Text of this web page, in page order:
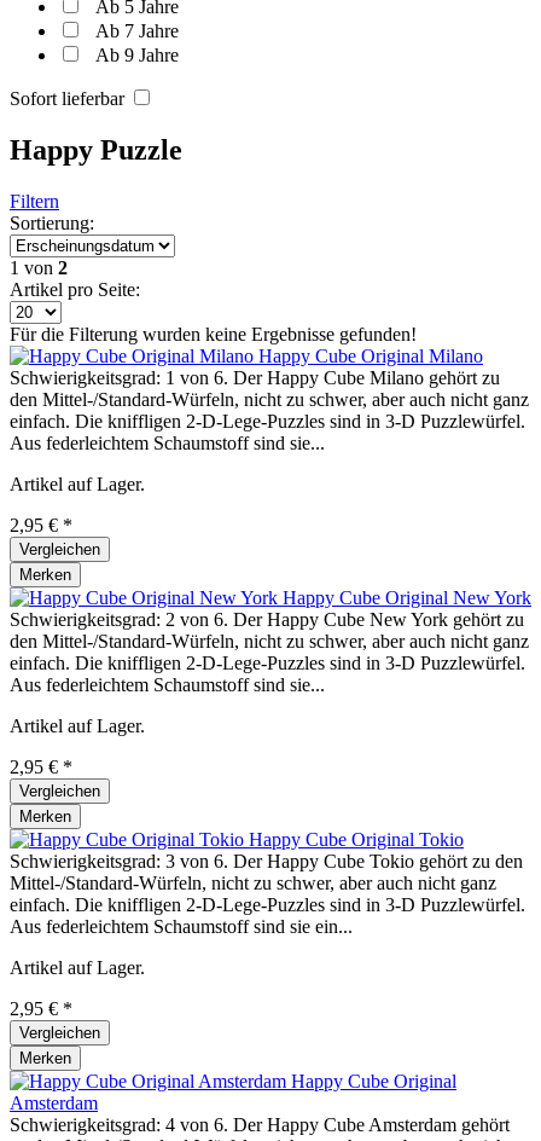
Ab 5 Jahre
Ab 7 Jahre
Ab 9 Jahre
Sofort lieferbar
Happy Puzzle
Filtern
Sortierung:
1 von 2
Artikel pro Seite:
Für die Filterung wurden keine Ergebnisse gefunden!
Happy Cube Original Milano
Schwierigkeitsgrad: 1 von 6. Der Happy Cube Milano gehört zu
den Mittel-/Standard-Würfeln, nicht zu schwer, aber auch nicht ganz
einfach. Die kniffligen 2-D-Lege-Puzzles sind in 3-D Puzzlewürfel.
Aus federleichtem Schaumstoff sind sie...
Artikel auf Lager.
2,95 € *
Vergleichen
Merken
Happy Cube Original New York
Schwierigkeitsgrad: 2 von 6. Der Happy Cube New York gehört zu
den Mittel-/Standard-Würfeln, nicht zu schwer, aber auch nicht ganz
einfach. Die kniffligen 2-D-Lege-Puzzles sind in 3-D Puzzlewürfel.
Aus federleichtem Schaumstoff sind sie...
Artikel auf Lager.
2,95 € *
Vergleichen
Merken
Happy Cube Original Tokio
Schwierigkeitsgrad: 3 von 6. Der Happy Cube Tokio gehört zu den
Mittel-/Standard-Würfeln, nicht zu schwer, aber auch nicht ganz
einfach. Die kniffligen 2-D-Lege-Puzzles sind in 3-D Puzzlewürfel.
Aus federleichtem Schaumstoff sind sie ein...
Artikel auf Lager.
2,95 € *
Vergleichen
Merken
Happy Cube Original
Amsterdam
Schwierigkeitsgrad: 4 von 6. Der Happy Cube Amsterdam gehört